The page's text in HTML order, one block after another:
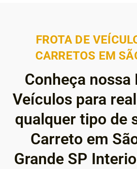
FROTA DE
CARRETOS EM
Conheça nossa
Veículos para
qualquer tipo de
Carreto em
Grande SP